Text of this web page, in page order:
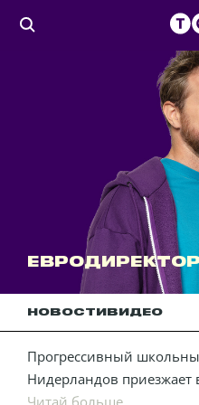
ЕВРОДИРЕКТОР
НОВОСТИ ВИДЕО
Прогрессивный
Нидерландов приезжает
интегрировать в
Читай больше